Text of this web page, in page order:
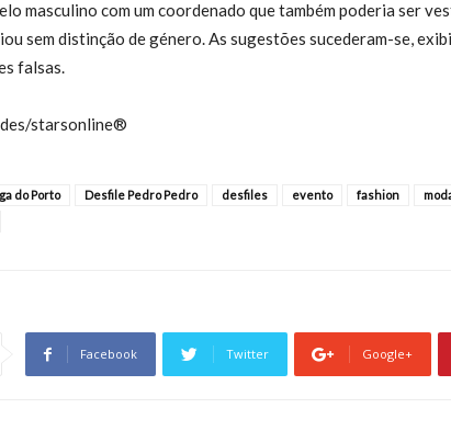
masculino com um coordenado que também poderia ser
sem distinção de género. As sugestões sucederam-se,
falsas.
starsonline®
do Porto Desfile Pedro Pedro desfiles evento fashion
Facebook Twitter Google+